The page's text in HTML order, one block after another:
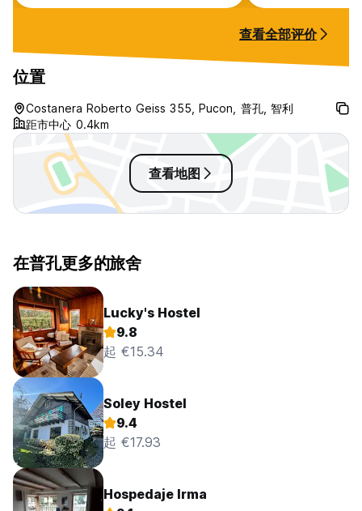
very clean).
relatively few
particularly
elaborate meals.
place is a solo
but maybe look
查看全部评价
位置
Costanera Roberto Geiss 355, Pucon, 普孔, 智利
距市中心 0.4km
查看地图
在普孔更多的旅舍
Lucky's Hostel
9.8
起 €15.34
Soley Hostel
9.4
起 €17.93
Hospedaje Irma